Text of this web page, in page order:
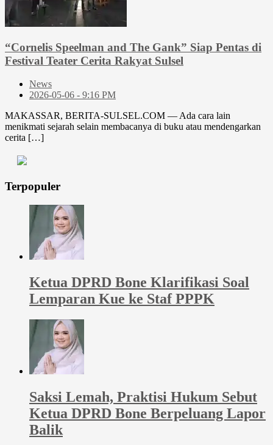
“Cornelis Speelman and The Gank” Siap Pentas di
Festival Teater Cerita Rakyat Sulsel
News
2026-05-06 - 9:16 PM
MAKASSAR, BERITA-SULSEL.COM — Ada cara lain
menikmati sejarah selain membacanya di buku atau mendengarkan
cerita […]
Terpopuler
Ketua DPRD Bone Klarifikasi Soal
Lemparan Kue ke Staf PPPK
Saksi Lemah, Praktisi Hukum Sebut
Ketua DPRD Bone Berpeluang Lapor
Balik